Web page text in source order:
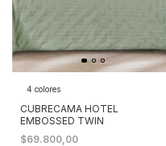
4 colores
CUBRECAMA HOTEL
EMBOSSED TWIN
$69.800,00